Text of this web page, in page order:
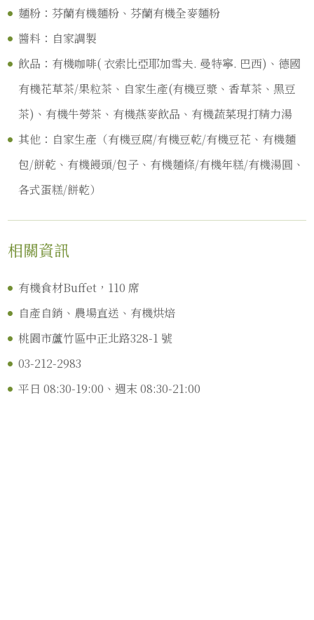
麵粉：芬蘭有機麵粉、芬蘭有機全麥麵粉
醬料：自家調製
飲品：有機咖啡( 衣索比亞耶加雪夫. 曼特寧. 巴西)、德國
有機花草茶/果粒茶、自家生產(有機豆漿、香草茶、黑豆
茶)、有機牛蒡茶、有機燕麥飲品、有機蔬菜現打精力湯
其他：自家生產（有機豆腐/有機豆乾/有機豆花、有機麵
包/餅乾、有機饅頭/包子、有機麵條/有機年糕/有機湯圓、
各式蛋糕/餅乾）
相關資訊
有機食材Buffet，110 席
自產自銷、農場直送、有機烘焙
桃園市蘆竹區中正北路328-1 號
03-212-2983
平日 08:30-19:00、週末 08:30-21:00